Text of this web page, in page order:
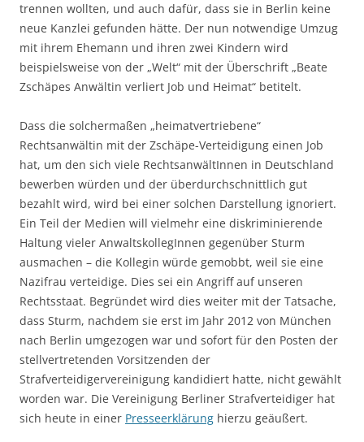
trennen wollten, und auch dafür, dass sie in Berlin keine
neue Kanzlei gefunden hätte. Der nun notwendige Umzug
mit ihrem Ehemann und ihren zwei Kindern wird
beispielsweise von der „Welt“ mit der Überschrift „Beate
Zschäpes Anwältin verliert Job und Heimat“ betitelt.
Dass die solchermaßen „heimatvertriebene“
Rechtsanwältin mit der Zschäpe-Verteidigung einen Job
hat, um den sich viele RechtsanwältInnen in Deutschland
bewerben würden und der überdurchschnittlich gut
bezahlt wird, wird bei einer solchen Darstellung ignoriert.
Ein Teil der Medien will vielmehr eine diskriminierende
Haltung vieler AnwaltskollegInnen gegenüber Sturm
ausmachen – die Kollegin würde gemobbt, weil sie eine
Nazifrau verteidige. Dies sei ein Angriff auf unseren
Rechtsstaat. Begründet wird dies weiter mit der Tatsache,
dass Sturm, nachdem sie erst im Jahr 2012 von München
nach Berlin umgezogen war und sofort für den Posten der
stellvertretenden Vorsitzenden der
Strafverteidigervereinigung kandidiert hatte, nicht gewählt
worden war. Die Vereinigung Berliner Strafverteidiger hat
sich heute in einer Presseerklärung hierzu geäußert.